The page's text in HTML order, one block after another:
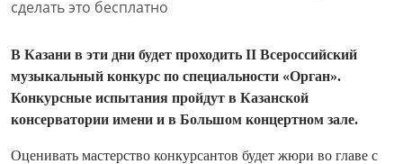
В Казани в эти дни будет проходить II Всероссийский
музыкальный конкурс по специальности «Орган».
Конкурсные испытания пройдут в Казанской
консерватории имени и в Большом концертном зале.
Оценивать мастерство конкурсантов будет жюри во главе с